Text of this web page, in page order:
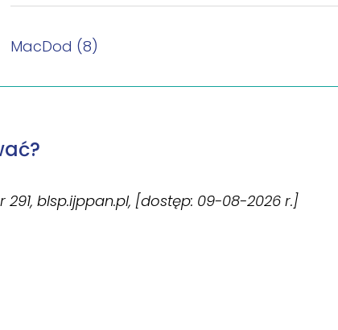
MacDod (8)
291, blsp.ijppan.pl, [dostęp: 09-08-2026 r.]